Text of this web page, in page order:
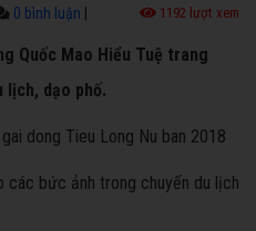
0 bình luận 1192 lượt xem
Quốc Mao Hiểu Tuệ trang
lịch, dạo phố.
các bức ảnh trong chuyến du lịch